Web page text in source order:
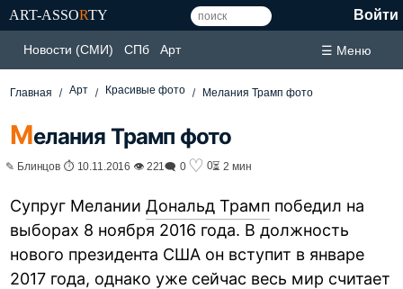
ART-ASSORTY Войти
Новости (СМИ) СПб Арт ☰ Меню
Главная Арт Красивые фото Мелания Трамп фото
Мелания Трамп фото
✎ Блинцов ⏱ 10.11.2016 👁 221🗨 0 ♡ 0⏳ 2 мин
Супруг МеланииДональд Трамп победил на
выборах 8 ноября 2016 года. В должность
нового президента США он вступит в январе
2017 года, однако уже сейчас весь мир считает